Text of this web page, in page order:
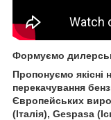
Формуємо
Пропонуємо якісні
перекачування
Європейських
(Італія), Gespasa